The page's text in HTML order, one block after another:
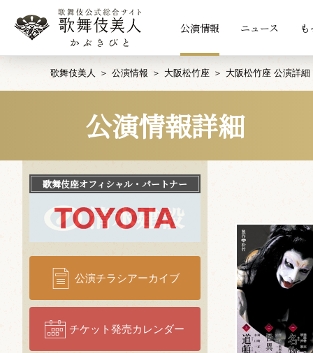
公演情報 ニュース
歌舞伎美人 公演情報 大阪松竹座 大阪松竹座 公演詳細
公演情報詳細
歌舞伎座オフィシャル・パートナー
公演チラシアーカイブ
チケット発売カレンダー